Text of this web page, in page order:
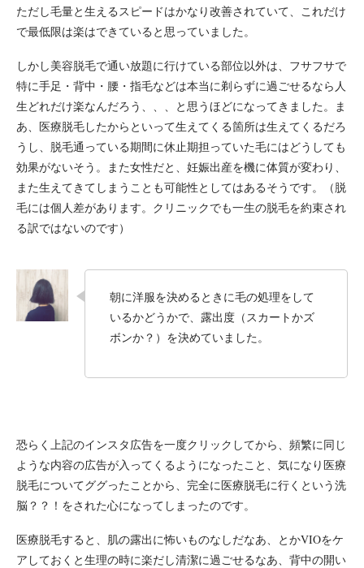
ただし毛量と生えるスピードはかなり改善されていて、これだけ
で最低限は楽はできていると思っていました。
しかし美容脱毛で通い放題に行けている部位以外は、フサフサで
特に手足・背中・腰・指毛などは本当に剃らずに過ごせるなら人
生どれだけ楽なんだろう、、、と思うほどになってきました。ま
あ、医療脱毛したからといって生えてくる箇所は生えてくるだろ
うし、脱毛通っている期間に休止期担っていた毛にはどうしても
効果がないそう。また女性だと、妊娠出産を機に体質が変わり、
また生えてきてしまうことも可能性としてはあるそうです。（脱
毛には個人差があります。クリニックでも一生の脱毛を約束され
る訳ではないのです）
朝に洋服を決めるときに毛の処理をして
いるかどうかで、露出度（スカートかズ
ボンか？）を決めていました。
恐らく上記のインスタ広告を一度クリックしてから、頻繁に同じ
ような内容の広告が入ってくるようになったこと、気になり医療
脱毛についてググったことから、完全に医療脱毛に行くという洗
脳？？！をされた心になってしまったのです。
医療脱毛すると、肌の露出に怖いものなしだなあ、とかVIOをケ
アしておくと生理の時に楽だし清潔に過ごせるなあ、背中の開い